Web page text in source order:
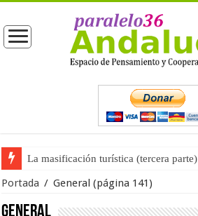
La masificación turística (tercera parte)
Portada / General (página 141)
General